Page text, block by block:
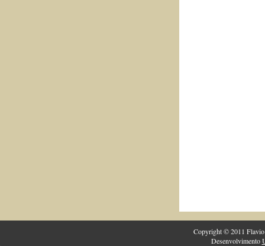
Copyright © 2011 Flavio
Desenvolvimento